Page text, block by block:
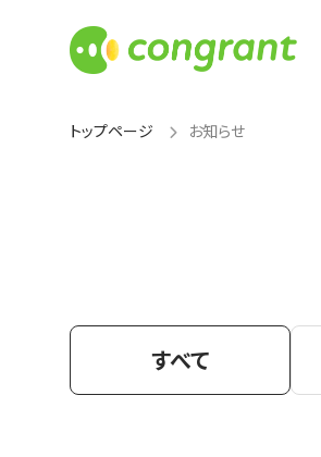
トップページ お知らせ
すべて